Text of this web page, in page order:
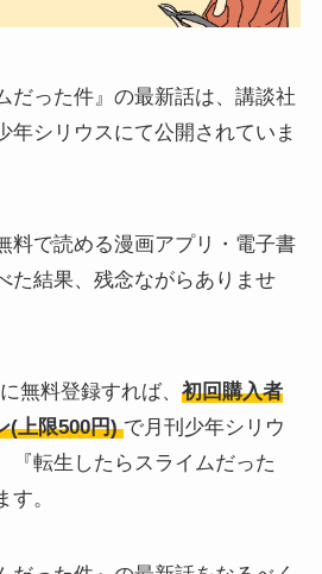
だった件』の最新話は、講談社
年シリウスにて公開されていま
料で読める漫画アプリ・電子書
た結果、残念ながらありませ
に無料登録すれば、 初回購入者
(上限500円)で月刊少年シリウ
『転生したらスライムだった
。